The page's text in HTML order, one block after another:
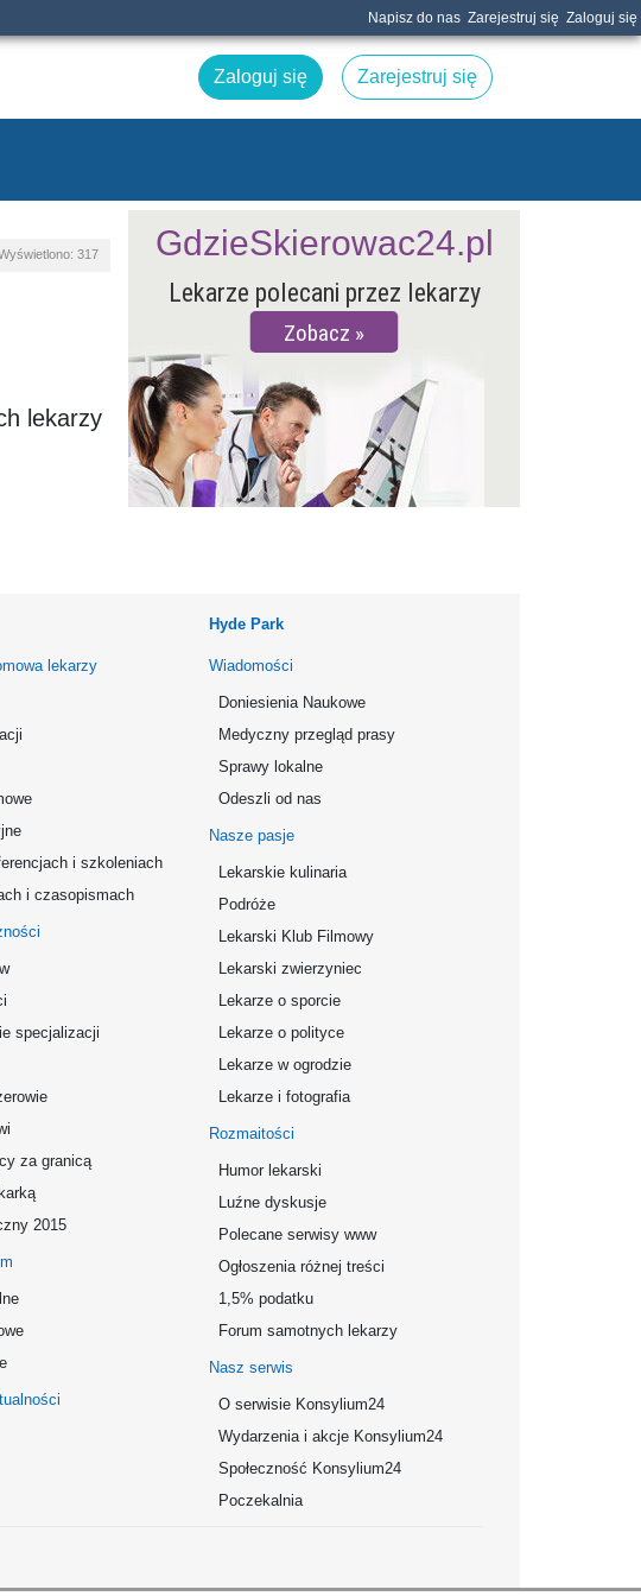
Napisz do nas Zarejestruj się Zaloguj się
Zaloguj się Zarejestruj się
317
lekarzy
Lekarze polecani przez lekarzy
Zobacz
GdzieSkierowac24.pl
lekarzy
i szkoleniach
i czasopismach
specjalizacji
za granicą
2015
Hyde Park
Wiadomości
Doniesienia Naukowe
Medyczny przegląd prasy
Sprawy lokalne
Odeszli od nas
Nasze pasje
Lekarskie kulinaria
Podróże
Lekarski Klub Filmowy
Lekarski zwierzyniec
Lekarze o sporcie
Lekarze o polityce
Lekarze w ogrodzie
Lekarze i fotografia
Rozmaitości
Humor lekarski
Luźne dyskusje
Polecane serwisy www
Ogłoszenia różnej treści
1,5% podatku
Forum samotnych lekarzy
Nasz serwis
O serwisie Konsylium24
Wydarzenia i akcje Konsylium24
Społeczność Konsylium24
Poczekalnia